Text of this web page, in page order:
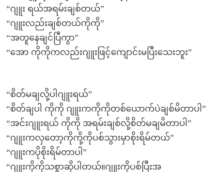
“ဂျူး ရယ်အရမ်းချစ်တယ်”
“ဂျူးလည်းချစ်တယ်ကိုကို”
“အတူနေချင်ပြီကွာ”
“အော ကိုကိုကလည်းဂျူးဖြင့်ကျောင်းမပြီးသေးဘူး”
“စိတ်မချလို့ပါဂျူးရယ်”
“စိတ်ချပါ ကိုကို ဂျူးကကိုကိုတစ်ယောက်ပဲချစ်မိတာပါ”
“အင်းဂျူးရယ် ကိုကို အရမ်းချစ်လို့စိတ်မချမိတာပါ”
“ဂျူးကလှတော့ကိုကို့ကိုပစ်သွားမှာစိုးရိမ်တယ်”
“ဂျူးကပိုစိုးရိမ်တာပါ”
“ဂျူးကိုကိုသစ္စာဆိုပါတယ်။ဂျူးကိုပစ်ပြီးအ